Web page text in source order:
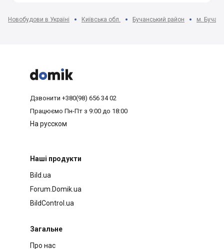
Новобудови в Україні Київська обл. Бучанський район м. Буча



Дзвонити +380(98) 656 34 02
Працюємо Пн-Пт з 9:00 до 18:00
На русском
Наші продукти
Bild.ua
Forum.Domik.ua
BildControl.ua
Загальне
Про нас